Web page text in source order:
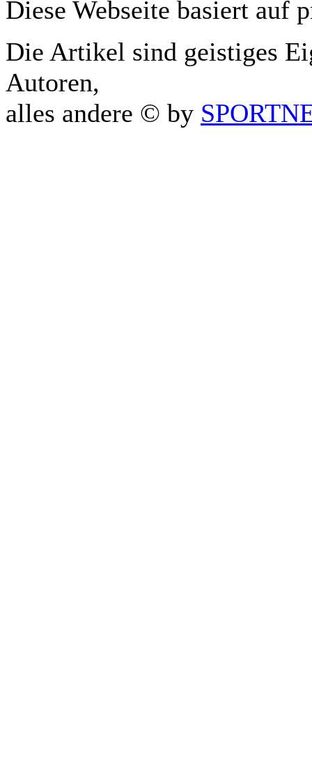
Diese Webseite basiert auf
Die Artikel sind geistiges
Autoren,
alles andere © by